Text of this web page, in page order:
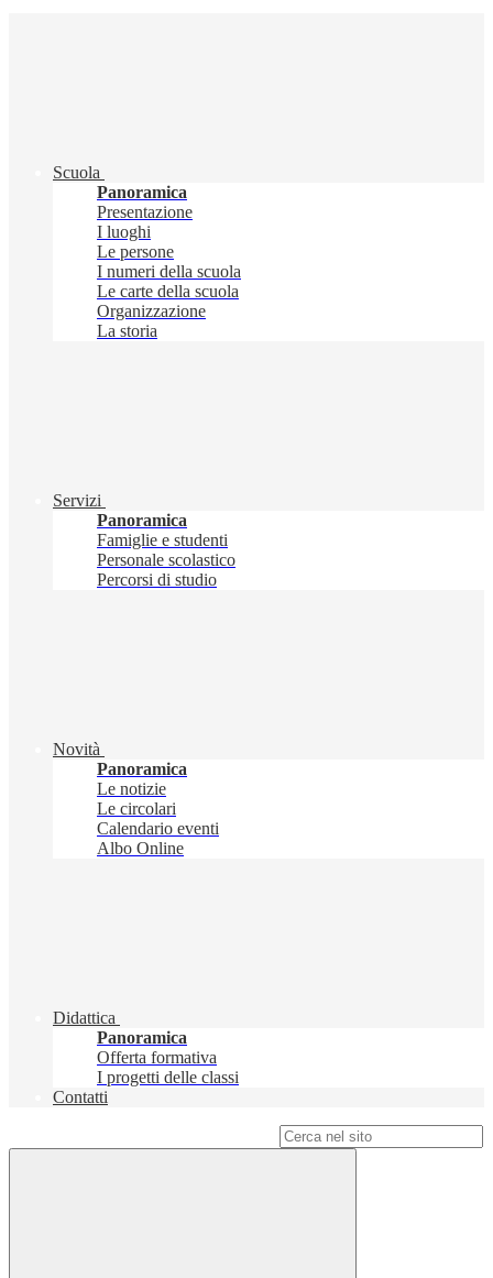
Scuola
Panoramica
Presentazione
I luoghi
Le persone
I numeri della scuola
Le carte della scuola
Organizzazione
La storia
Servizi
Panoramica
Famiglie e studenti
Personale scolastico
Percorsi di studio
Novità
Panoramica
Le notizie
Le circolari
Calendario eventi
Albo Online
Didattica
Panoramica
Offerta formativa
I progetti delle classi
Contatti